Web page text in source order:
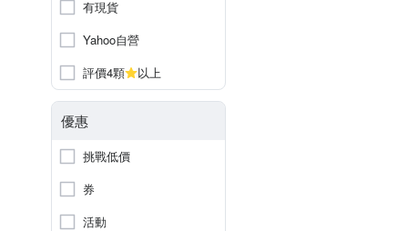
有現貨
Yahoo自營
評價4顆
以上
優惠
挑戰低價
券
活動